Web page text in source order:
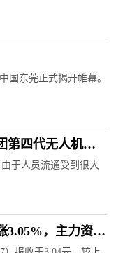
国东莞正式揭开帷幕。
第四代无人机来
于人员流通受到很大
3.05%，主力资金